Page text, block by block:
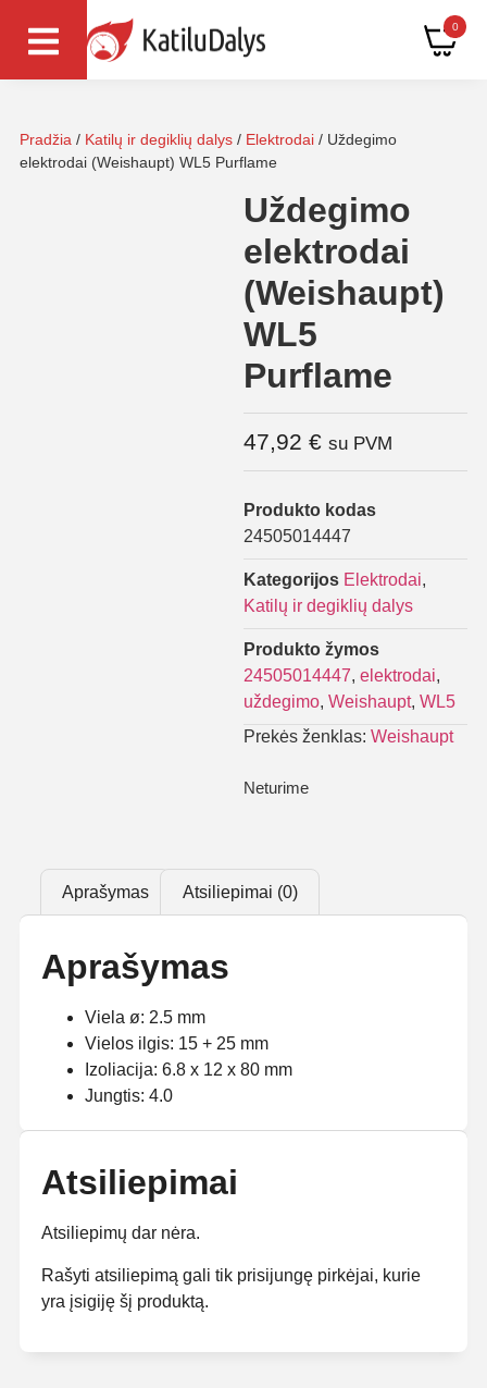
0
Pradžia / Katilų ir degiklių dalys / Elektrodai / Uždegimo
elektrodai (Weishaupt) WL5 Purflame
Uždegimo
elektrodai
(Weishaupt)
WL5
Purflame
47,92 € su PVM
Produkto kodas
24505014447
Kategorijos Elektrodai,
Katilų ir degiklių dalys
Produkto žymos
24505014447, elektrodai,
uždegimo, Weishaupt, WL5
Prekės ženklas: Weishaupt
Neturime
Aprašymas Atsiliepimai (0)
Aprašymas
Viela ø: 2.5 mm
Vielos ilgis: 15 + 25 mm
Izoliacija: 6.8 x 12 x 80 mm
Jungtis: 4.0
Atsiliepimai
Atsiliepimų dar nėra.
Rašyti atsiliepimą gali tik prisijungę pirkėjai, kurie
yra įsigiję šį produktą.